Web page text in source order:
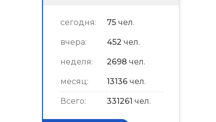
сегодня: 75 чел.
вчера: 452 чел.
неделя: 2698 чел.
месяц: 13136 чел.
Всего: 331261 чел.